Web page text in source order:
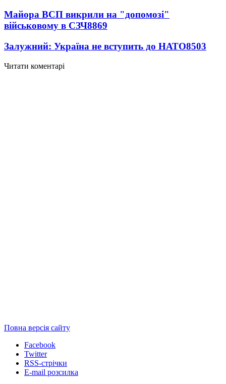
Майора ВСП викрили на "допомозі"
військовому в СЗЧ8869
Залужний: Україна не вступить до НАТО8503
Читати коментарі
Повна версія сайту
Facebook
Twitter
RSS-стрічки
E-mail розсилка